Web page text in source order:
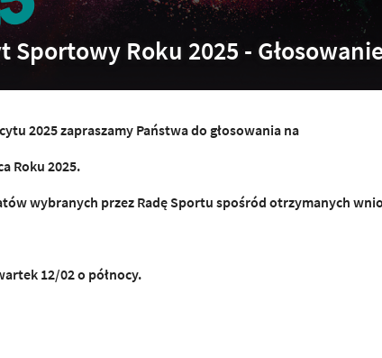
Sportowy Roku 2025 -
2025 zapraszamy Państwa do głosowania na
Roku 2025.
wybranych przez Radę Sportu spośród otrzymanych
12/02 o północy.